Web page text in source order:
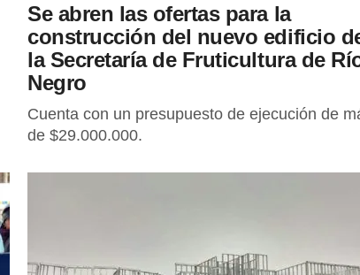
Se abren las ofertas para la
construcción del nuevo edificio
la Secretaría de Fruticultura de
Negro
Cuenta con un presupuesto de ejecución de
de $29.000.000.